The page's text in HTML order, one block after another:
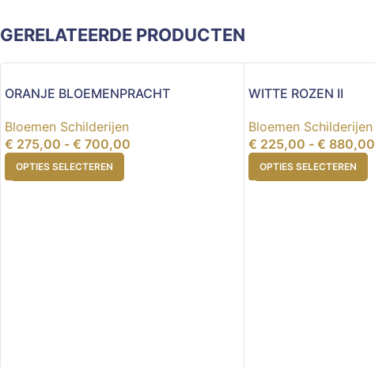
GERELATEERDE PRODUCTEN
ORANJE BLOEMENPRACHT
Bloemen Schilderijen
€ 275,00 - € 700,00
OPTIES SELECTEREN
WITTE ROZEN II
Bloemen Schilderijen
€ 225,00 - € 880,00
OPTIES SELECTEREN